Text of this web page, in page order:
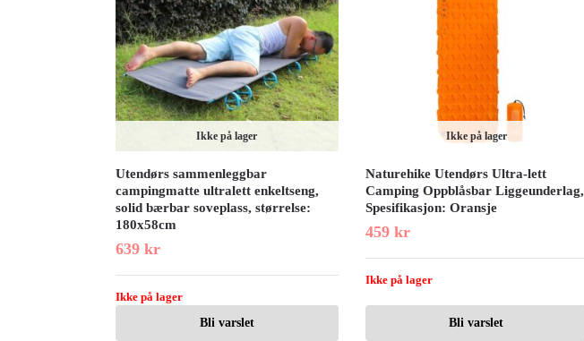
Ikke på lager
Utendørs sammenleggbar
campingmatte ultralett enkeltseng,
solid bærbar soveplass, størrelse:
180x58cm
639 kr
Ikke på lager
Bli varslet
Ikke på lager
Naturehike Utendørs Ultra-lett
Camping Oppblåsbar Liggeunderlag,
Spesifikasjon: Oransje
459 kr
Ikke på lager
Bli varslet